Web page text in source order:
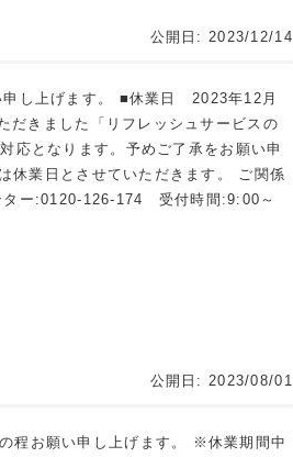
公開日: 2023/12/14
申し上げます。 ■休業日 2023年12月
きました「リフレッシュサービスの
応となります。予めご了承をお願い申
休業日とさせていただきます。 ご関係
ター:0120-126-174 受付時間:9:00～
公開日: 2023/08/01
程お願い申し上げます。 ※休業期間中